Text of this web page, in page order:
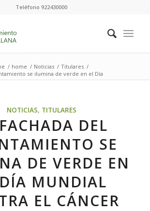
Teléfono 922430000
/ home / Noticias / Titulares /
se ilumina de verde en el Día
NOTICIAS, TITULARES
DEL
SE
DE VERDE EN
MUNDIAL
EL CÁNCER